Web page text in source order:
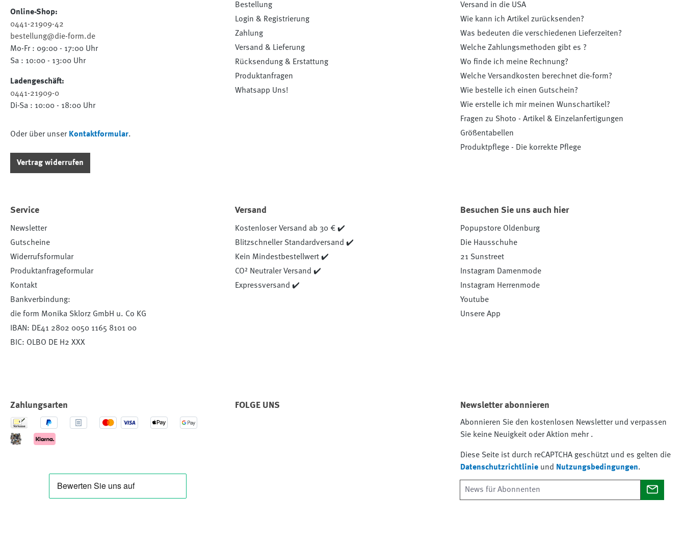
Online-Shop:
0441-21909-42
bestellung@die-form.de
Mo-Fr : 09:00 - 17:00 Uhr
Sa : 10:00 - 13:00 Uhr
Ladengeschäft:
0441-21909-0
Di-Sa : 10:00 - 18:00 Uhr
Oder über unser Kontaktformular.
Vertrag widerrufen
Bestellung
Login & Registrierung
Zahlung
Versand & Lieferung
Rücksendung & Erstattung
Produktanfragen
Whatsapp Uns!
Versand in die USA
Wie kann ich Artikel zurücksenden?
Was bedeuten die verschiedenen Lieferzeiten?
Welche Zahlungsmethoden gibt es ?
Wo finde ich meine Rechnung?
Welche Versandkosten berechnet die-form?
Wie bestelle ich einen Gutschein?
Wie erstelle ich mir meinen Wunschartikel?
Fragen zu Shoto - Artikel & Einzelanfertigungen
Größentabellen
Produktpflege - Die korrekte Pflege
Service
Newsletter
Gutscheine
Widerrufsformular
Produktanfrageformular
Kontakt
Bankverbindung:
die form Monika Sklorz GmbH u. Co KG
IBAN: DE41 2802 0050 1165 8101 00
BIC: OLBO DE H2 XXX
Versand
Kostenloser Versand ab 30 € ✔️
Blitzschneller Standardversand ✔️
Kein Mindestbestellwert ✔️
CO² Neutraler Versand ✔️
Expressversand ✔️
Besuchen Sie uns auch hier
Popupstore Oldenburg
Die Hausschuhe
21 Sunstreet
Instagram Damenmode
Instagram Herrenmode
Youtube
Unsere App
Zahlungsarten FOLGE UNS Newsletter abonnieren
Abonnieren Sie den kostenlosen Newsletter und verpassen
Sie keine Neuigkeit oder Aktion mehr .
Diese Seite ist durch reCAPTCHA geschützt und es gelten die
Datenschutzrichtlinieund Nutzungsbedingungen.